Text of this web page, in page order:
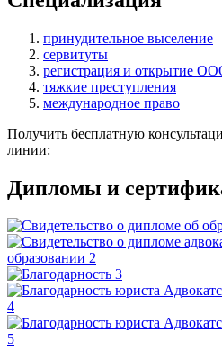
принудительное выселение
сервитуты
регистрация и открытие
тяжкие преступления
международное право
Получить бесплатную
линии:
Дипломы и